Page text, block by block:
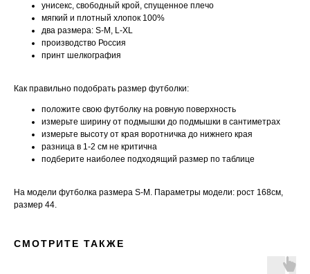
унисекс, свободный крой, спущенное плечо
мягкий и плотный хлопок 100%
два размера: S-M, L-XL
производство Россия
принт шелкография
Как правильно подобрать размер футболки:
положите свою футболку на ровную поверхность
измерьте ширину от подмышки до подмышки в сантиметрах
измерьте высоту от края воротничка до нижнего края
разница в 1-2 см не критична
подберите наиболее подходящий размер по таблице
На модели футболка размера S-M. Параметры модели: рост 168см,
размер 44.
СМОТРИТЕ ТАКЖЕ